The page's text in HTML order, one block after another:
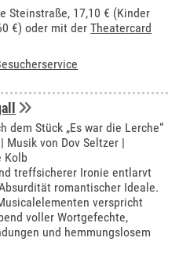
Steinstraße, 17,10 € (Kinder
€) oder mit derTheatercard
dem Stück „Es war die Lerche“
Musik von Dov Seltzer |
Kolb
treffsicherer Ironie entlarvt
romantischer Ideale.
verspricht
voller Wortgefechte,
und hemmungslosem